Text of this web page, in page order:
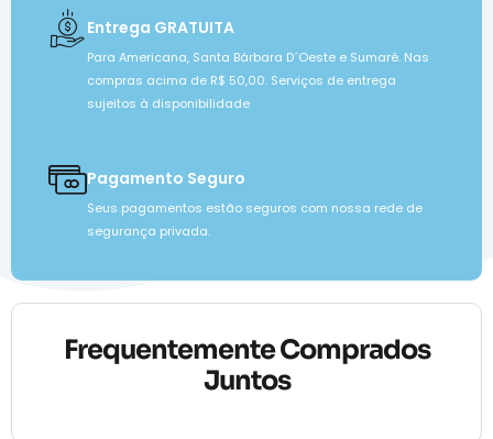
Entrega GRATUITA
Para Americana, Santa Bárbara D´Oeste e Sumaré. Nas
compras acima de R$ 50,00. Serviços de entrega
sujeitos à disponibilidade
Pagamento Seguro
Seus pagamentos estão seguros com nossa rede de
segurança privada.
Frequentemente Comprados
Juntos